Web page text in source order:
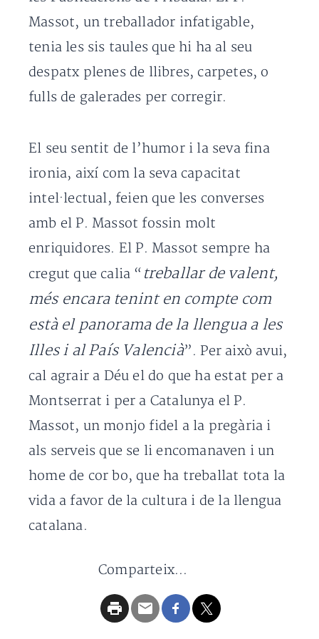
Massot, un treballador infatigable,
tenia les sis taules que hi ha al seu
despatx plenes de llibres, carpetes, o
fulls de galerades per corregir.
El seu sentit de l’humor i la seva fina
ironia, així com la seva capacitat
intel·lectual, feien que les converses
amb el P. Massot fossin molt
enriquidores. El P. Massot sempre ha
cregut que calia “ treballar de valent,
més encara tenint en compte com
està el panorama de la llengua a les
Illes i al País Valencià”. Per això avui,
cal agrair a Déu el do que ha estat per a
Montserrat i per a Catalunya el P.
Massot, un monjo fidel a la pregària i
als serveis que se li encomanaven i un
home de cor bo, que ha treballat tota la
vida a favor de la cultura i de la llengua
catalana.
Comparteix...